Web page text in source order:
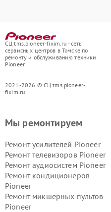
СЦ tms.pioneer-fixim.ru - сеть
сервисных центров в Томске по
ремонту и обслуживанию техники
Pioneer
2021-2026 © СЦ tms.pioneer-
fixim.ru
Мы ремонтируем
Ремонт усилителей Pioneer
Ремонт телевизоров Pioneer
Ремонт аудиосистем Pioneer
Ремонт кондиционеров
Pioneer
Ремонт микшерных пультов
Pioneer